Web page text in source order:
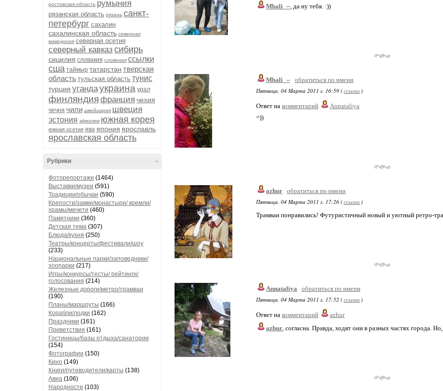
ростовская область румыния
рязанская область рязань санкт-
петербург сахалин
сахалинская область северная
македония северная осетия
северный кавказ сибирь
сицилия словакия словения ссылки
сша таймыр татарстан тверская
область тульская область тунис
турция угандаукраина урал
финляндия франция чехия
чечня чили швейцария швеция
эстония эфиопия южная корея
южная осетия ява япония ярославль
ярославская область
-
Рубрики
Фоторепортажи (1464)
Выставки/музеи (591)
Традиции/обычаи (590)
Крепости/замки/монастыри/ кремли/
храмы/мечети (460)
Памятники (360)
Детская тема (307)
Блюда/кухня (250)
Театры/концерты/фестивали/шоу
(233)
Национальные парки/заповедники/
зоопарки (217)
Игры/конкурсы/тесты/ рейтинги/
голосования (214)
Железные дороги/метро/трамваи
(190)
Планы/маршруты (166)
Корабли/лодки (162)
Праздники (161)
Приветствия (161)
Гостиницы/базы отдыха/санатории
(154)
Фотографии (150)
Кино (149)
Книги/путеводители/карты (138)
Авиа (106)
Народности (103)
Mbali_--, да ну тебя. :))
Mbali_-- обратиться по имени
Пятница, 04 Марта 2011 г. 16:59 (ссылка )
Ответ на комментарий
Annataliya
=))
azhur обратиться по имени
Пятница, 04 Марта 2011 г. 17:26 (ссылка )
Трамваи понравились! Футуристичный новый и уютный ретро-
Annataliya
обратиться по имени
Пятница, 04 Марта 2011 г. 17:52 (ссылка )
Ответ на комментарий
azhur
azhur, согласна. Правда, ходят они в разных частях города.